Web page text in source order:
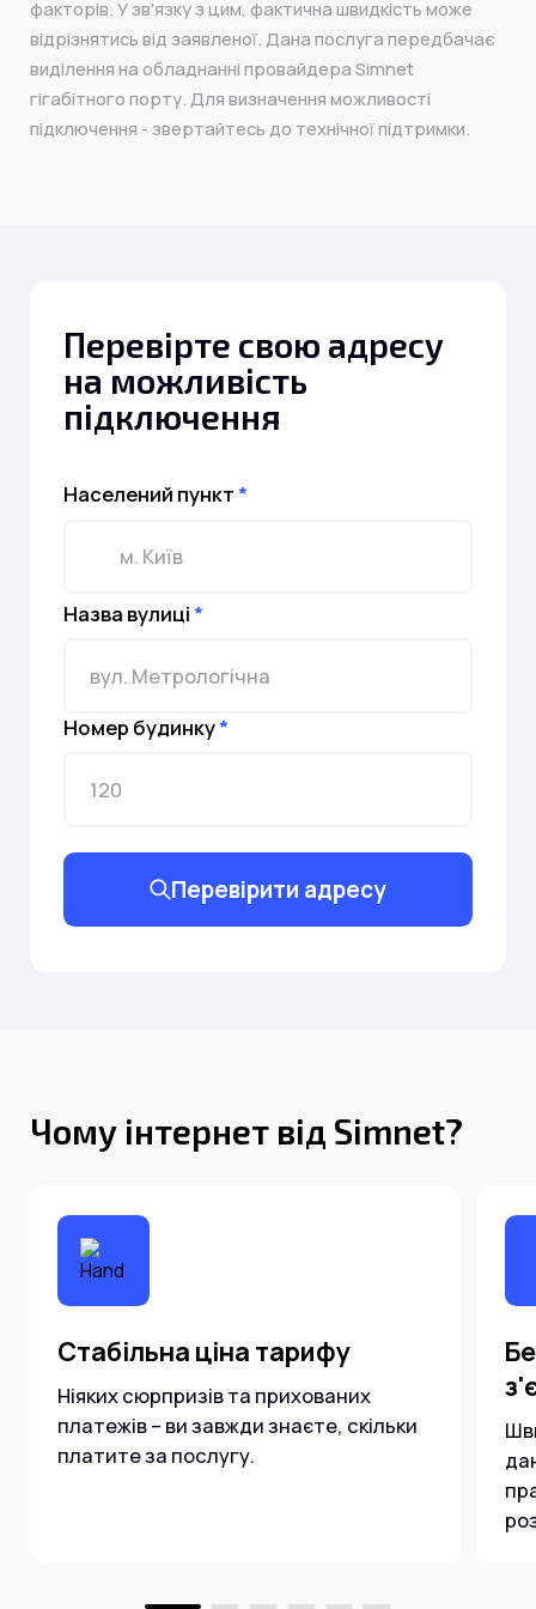
факторів. У зв'язку з цим, фактична швидкість може
відрізнятись від заявленої. Дана послуга передбачає
виділення на обладнанні провайдера Simnet
гігабітного порту. Для визначення можливості
підключення - звертайтесь до технічної підтримки.
Перевірте свою адресу
на можливість
підключення
Населений пункт*
Назва вулиці*
Номер будинку*
Перевірити адресу
Чому інтернет від Simnet?
Стабільна ціна тарифу
Ніяких сюрпризів та прихованих
платежів – ви завжди знаєте, скільки
платите за послугу.